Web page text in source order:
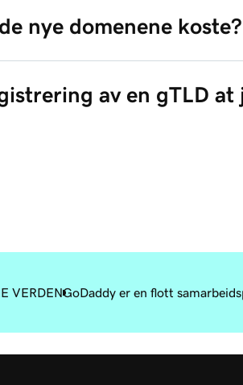
nye domenene koste?
av en gTLD at
VERDENGoDaddy er en flott